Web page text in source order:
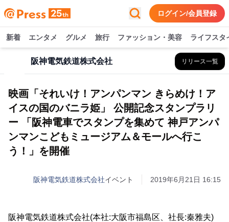
ログイン/会員登録
新着 エンタメ グルメ 旅行 ファッション・美容 ライフスタ
阪神電気鉄道株式会社 リリース一覧
映画「それいけ！アンパンマン きらめけ！ア
イスの国のバニラ姫」 公開記念スタンプラリ
ー 「阪神電車でスタンプを集めて 神戸アンパ
ンマンこどもミュージアム＆モールへ行こ
う！」を開催
阪神電気鉄道株式会社イベント 2019年6月21日 16:15
阪神電気鉄道株式会社(本社:大阪市福島区、社長:秦雅夫)